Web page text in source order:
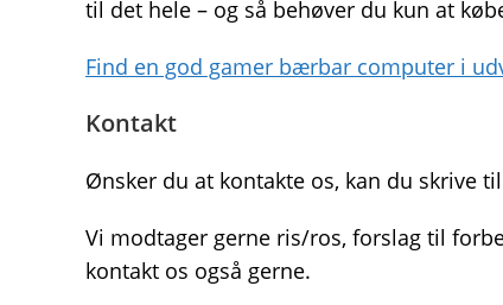
til det hele – og så behøver du kun at
Find en god gamer bærbar computer i
Kontakt
Ønsker du at kontakte os, kan du skrive
Vi modtager gerne ris/ros, forslag til
kontakt os også gerne.